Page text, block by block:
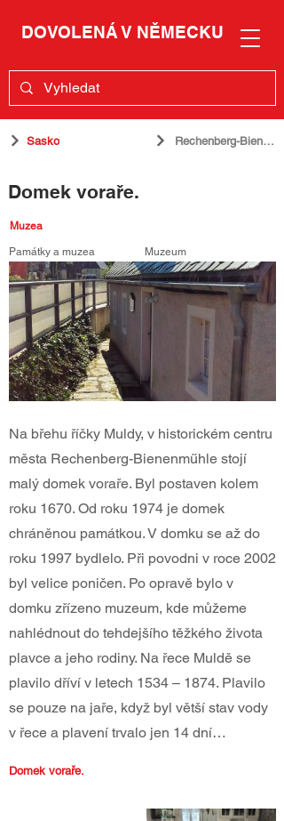
DOVOLENÁ V NĚMECKU
Sasko Rechenberg-
Domek voraře.
Muzea
Památky a muzea Muzeum
Na břehu říčky Muldy, v historickém centru
města Rechenberg-Bienenműhle stojí
malý domek voraře. Byl postaven kolem
roku 1670. Od roku 1974 je domek
chráněnou památkou. V domku se až do
roku 1997 bydlelo. Při povodni v roce 2002
byl velice poničen. Po opravě bylo v
domku zřízeno muzeum, kde můžeme
nahlédnout do tehdejšího těžkého života
plavce a jeho rodiny. Na řece Muldě se
plavilo dříví v letech 1534 – 1874. Plavilo
se pouze na jaře, když byl větší stav vody
v řece a plavení trvalo jen 14 dní…
Domek voraře.